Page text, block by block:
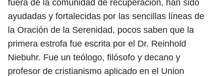
fuera de la comunidad de recuperación, han sido
ayudadas y fortalecidas por las sencillas líneas de
la Oración de la Serenidad, pocos saben que la
primera estrofa fue escrita por el Dr. Reinhold
Niebuhr. Fue un teólogo, filósofo y decano y
profesor de cristianismo aplicado en el Union